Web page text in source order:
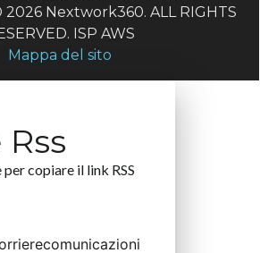
2026 Nextwork360. ALL RIGHTS
ISP AWS
Mappa del sito
copiare il link RSS